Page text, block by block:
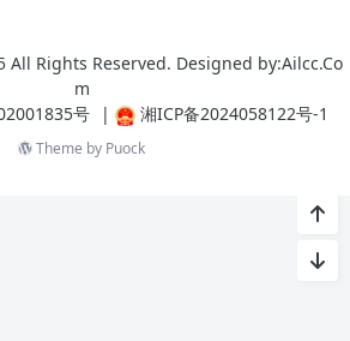
Rights Reserved. Designed by:Ailcc.Co
m
号
| 湘ICP备2024058122号-1
Theme by Puock